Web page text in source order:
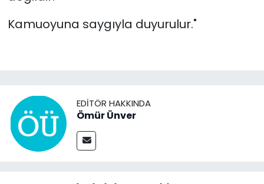
Kamuoyuna saygıyla duyurulur."
EDITÖR HAKKINDA
Ömür Ünver